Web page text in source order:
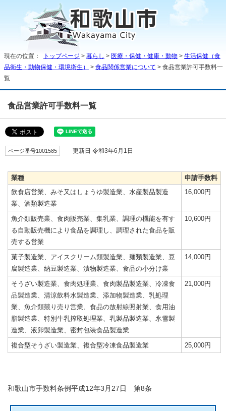
現在の位置： トップページ > 暮らし > 医療・保健・健康・動物 > 生活保健（食
品衛生・動物保健・環境衛生）
> 食品関係営業について > 食品営業許可手数料一
覧
食品営業許可手数料一覧
ページ番号1001585 更新日 令和3年6月1日
業種
申請手数料
飲食店営業、みそ又はしょうゆ製造業、水産製品製造
業、酒類製造業
16,000円
魚介類販売業、食肉販売業、集乳業、調理の機能を有す
る自動販売機により食品を調理し、調理された食品を販
売する営業
10,600円
菓子製造業、アイスクリーム類製造業、麺類製造業、豆
腐製造業、納豆製造業、漬物製造業、食品の小分け業
14,000円
そうざい製造業、食肉処理業、食肉製品製造業、冷凍食
品製造業、清涼飲料水製造業、添加物製造業、乳処理
業、魚介類競り売り営業、食品の放射線照射業、食用油
脂製造業、特別牛乳搾取処理業、乳製品製造業、氷雪製
造業、液卵製造業、密封包装食品製造業
21,000円
複合型そうざい製造業、複合型冷凍食品製造業 25,000円
和歌山市手数料条例平成12年3月27日 第8条